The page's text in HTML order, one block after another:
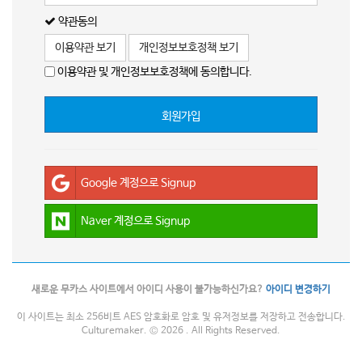
약관동의
이용약관 보기
개인정보보호정책 보기
이용약관 및 개인정보보호정책에 동의합니다.
회원가입
Google 계정으로 Signup
Naver 계정으로 Signup
새로운 무카스 사이트에서 아이디 사용이 불가능하신가요? 아이디 변경하기
이 사이트는 최소 256비트 AES 암호화로 암호 및 유저정보를 저장하고 전송합니다.
Culturemaker. © 2026 . All Rights Reserved.